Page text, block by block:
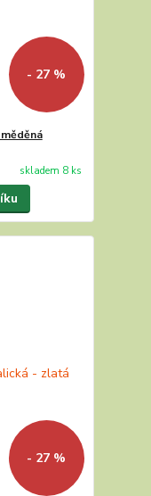
- 27 %
skladem 8 ks
- 27 %